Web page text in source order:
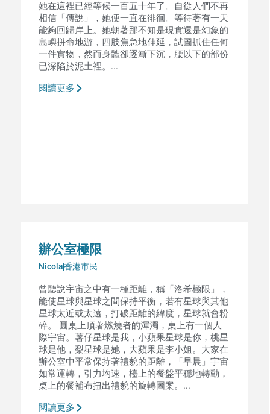
她在這裡已經等候一百五十年了。自從人們不再
相信「傳說」，她便一直在徘徊。等待著有一天
能夠回歸岸上。她朝著那不知是現實還是幻象的
島嶼拼命地游，四肢焦急地伸延，試圖抓住任何
一件實物，然而身體卻逐漸下沉，腰以下的部份
已深陷於泥土裡。...
閱讀更多
辦公室極限
Nicola香港市民
曾聽說宇宙之中有一種距離，稱「洛希極限」，
能使星球與星球之間保持平衡，若有星球與其他
星球太近或太遠，打破距離的緯度，星球就會粉
碎。 圓桌上頂著燃燒者的渾濁，桌上有一個人
際宇宙。薯仔星球是我，小蘋果星球是你，桃星
球是他，梨星球是她，大蘋果是李小姐。大家在
辦公室中平常保持著禮貌的距離，「早晨」宇宙
如常運轉，引力均速，檯上的餐盤平穩地轉動，
桌上的餐補布扭出禮貌的旋轉圖案。...
閱讀更多